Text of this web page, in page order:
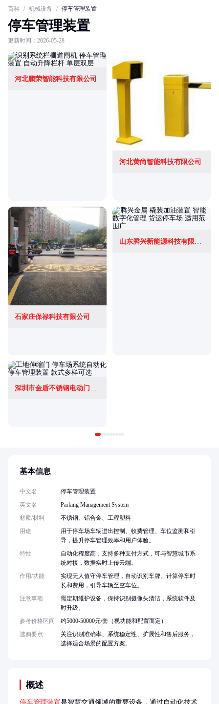
百科 / 机械设备 / 停车管理装置
停车管理装置
更新时间：2026-05-28
河北鹏荣智能科技有限公司
河北黄尚智能科技有限公司
石家庄保禄科技有限公司
深圳市金盾不锈钢电动门有限公司
概述
停车管理装置是智慧交通领域的重要设备，通过自动化技术
基本信息
中文名
停车管理装置
英文名
Parking Management System
材质/材料
不锈钢、铝合金、工程塑料
用途
用于停车场车辆进出控制、收费管理、车位监测和引
导，提升停车管理效率和用户体验。
特性
自动化程度高，支持多种支付方式，可与智慧城市系
统对接，数据实时上传云端。
作用/功能
实现无人值守停车管理，自动识别车牌、计算停车时
长和费用，引导车辆至空车位。
注意事项
需定期维护设备，保持识别摄像头清洁，系统软件及
时升级。
参考价格区间
约5000-50000元/套（视功能和配置而定）
选购要点
关注识别准确率、系统稳定性、扩展性和售后服务，
选择适合场景的配置方案。